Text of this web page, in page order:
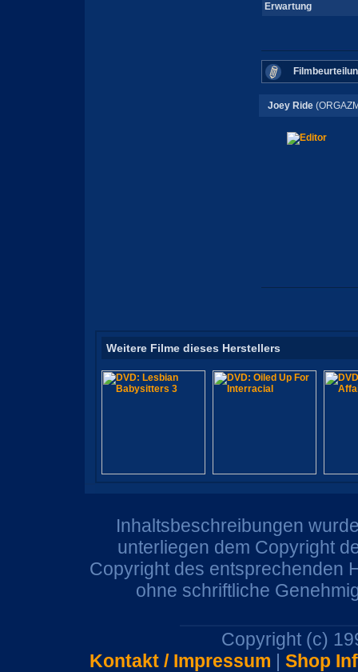
Erwartung
Joey Ride
Weitere Filme dieses Herstellers
Inhaltsbeschreibungen
unterliegen dem Copyright
Copyright des entsprechenden
ohne schriftliche
Copyright (c)
Kontakt / Impressum | Shop